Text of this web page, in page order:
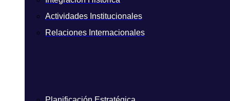
Actividades Institucionales
Relaciones Internacionales